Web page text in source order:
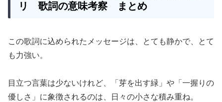
リ 歌詞の意味考察 まとめ
この歌詞に込められたメッセージは、とても静かで、とて
も力強い。
目立つ言葉は少ないけれど、「芽を出す緑」や「一握りの
優しさ」に象徴されるのは、日々の小さな積み重ね。